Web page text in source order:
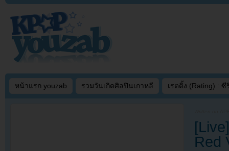
หน้าแรก youzab รวมวันเกิดศิลปินเกาหลี เรตติ้ง (Rating) : ซี
Red